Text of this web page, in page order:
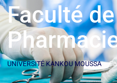
Faculté de
UNIVERSITÉ KANKOU MOUSSA>